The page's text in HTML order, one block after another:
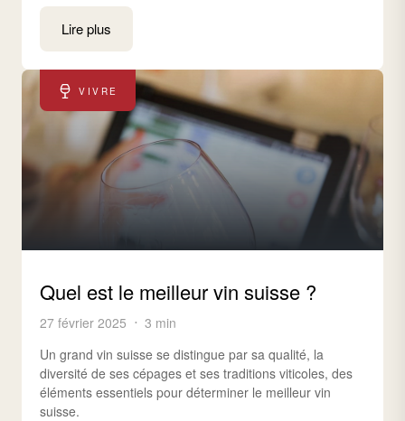
Lire plus
VIVRE
Quel est le meilleur vin suisse ?
27 février 2025
3 min
Un grand vin suisse se distingue par sa qualité, la
diversité de ses cépages et ses traditions viticoles, des
éléments essentiels pour déterminer le meilleur vin
suisse.